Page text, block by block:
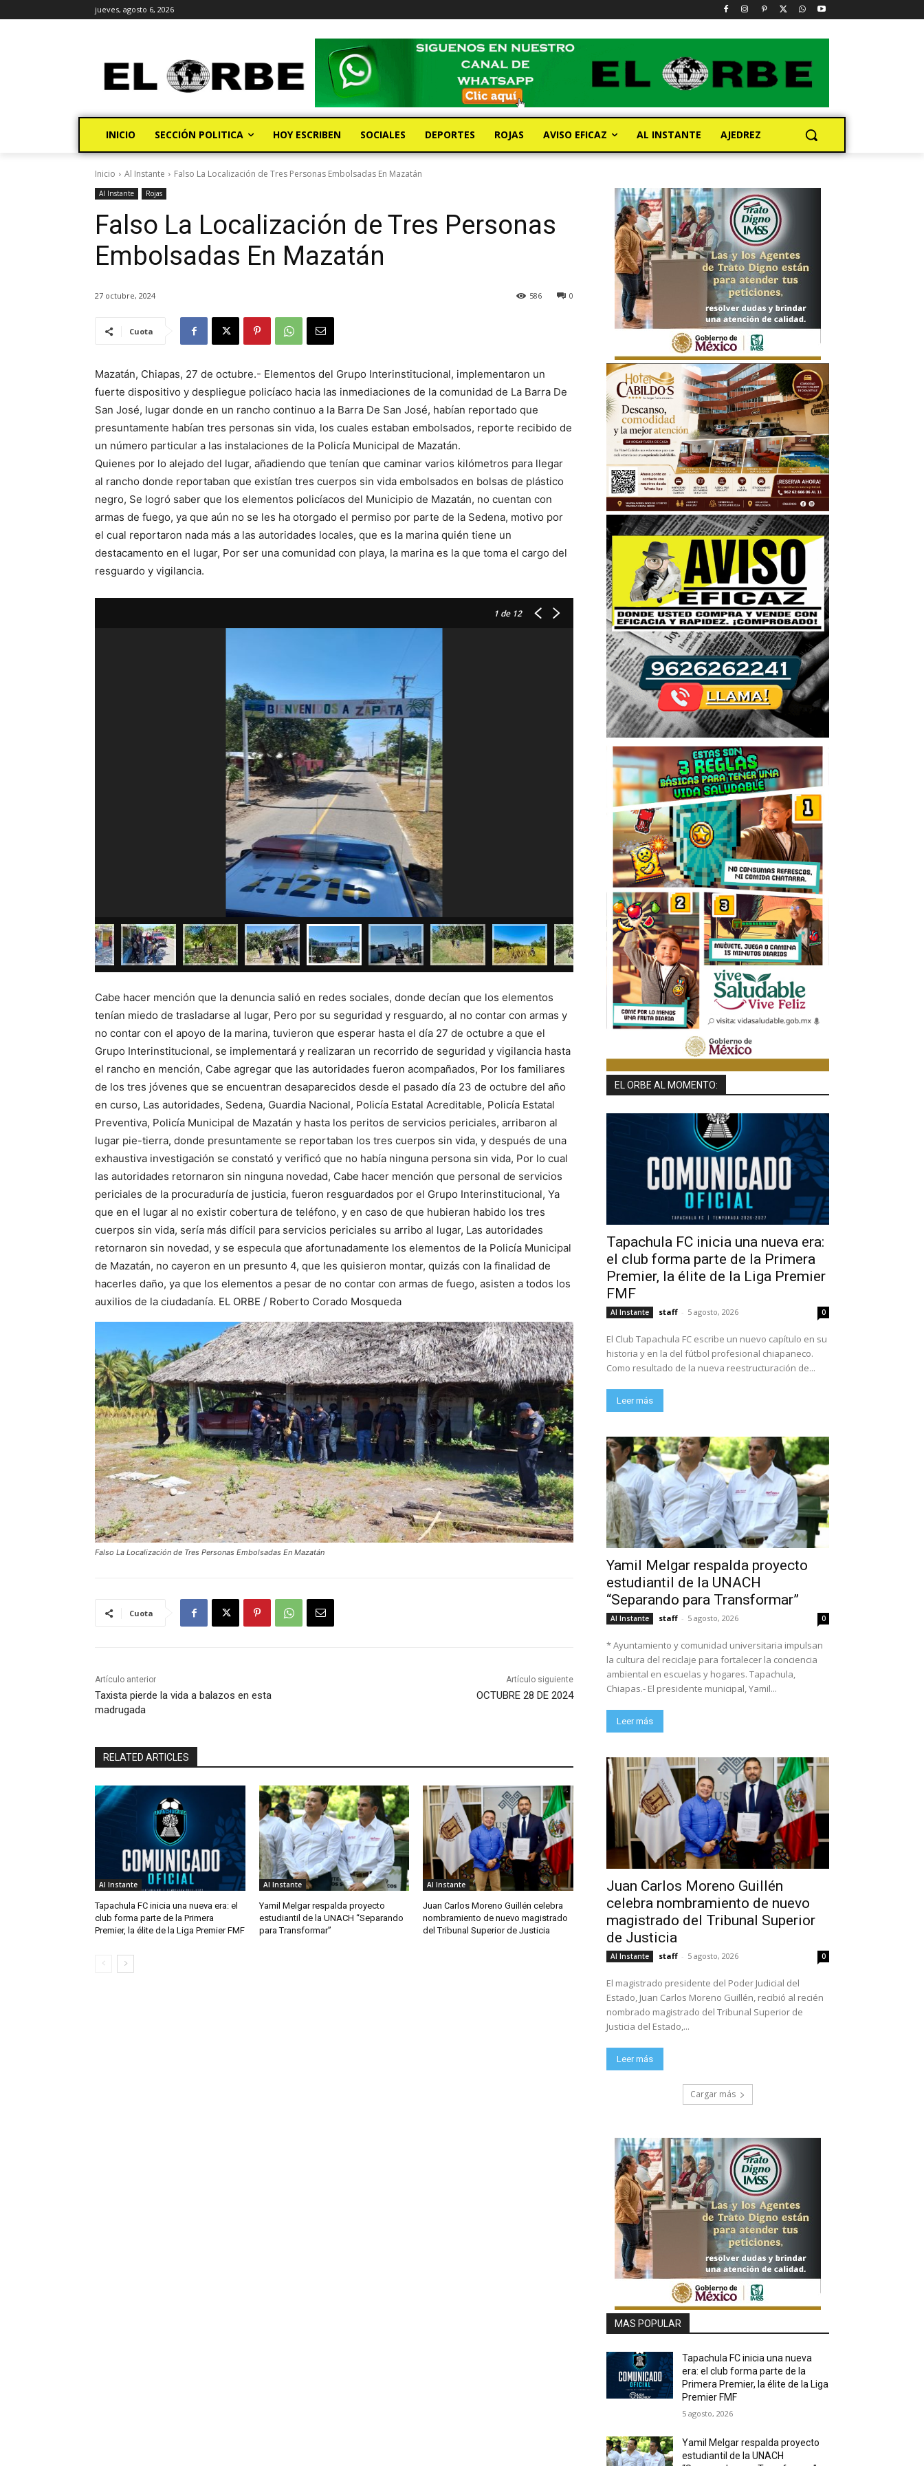
jueves, agosto 6, 2026
INICIO SECCIÓN POLITICA HOY ESCRIBEN SOCIALES DEPORTES ROJAS AVISO EFICAZ AL INSTANTE AJEDREZ
Inicio Al Instante Falso La Localización de Tres Personas Embolsadas En Mazatán
Al Instante Rojas
Falso La Localización de Tres Personas
Embolsadas En Mazatán
27 octubre, 2024 0
586
Cuota
Mazatán, Chiapas, 27 de octubre.- Elementos del Grupo Interinstitucional, implementaron un
fuerte dispositivo y despliegue policíaco hacia las inmediaciones de la comunidad de La Barra De
San José, lugar donde en un rancho continuo a la Barra De San José, habían reportado que
presuntamente habían tres personas sin vida, los cuales estaban embolsados, reporte recibido de
un número particular a las instalaciones de la Policía Municipal de Mazatán.
Quienes por lo alejado del lugar, añadiendo que tenían que caminar varios kilómetros para llegar
al rancho donde reportaban que existían tres cuerpos sin vida embolsados en bolsas de plástico
negro, Se logró saber que los elementos policíacos del Municipio de Mazatán, no cuentan con
armas de fuego, ya que aún no se les ha otorgado el permiso por parte de la Sedena, motivo por
el cual reportaron nada más a las autoridades locales, que es la marina quién tiene un
destacamento en el lugar, Por ser una comunidad con playa, la marina es la que toma el cargo del
resguardo y vigilancia.
1 de 12
Cabe hacer mención que la denuncia salió en redes sociales, donde decían que los elementos
tenían miedo de trasladarse al lugar, Pero por su seguridad y resguardo, al no contar con armas y
no contar con el apoyo de la marina, tuvieron que esperar hasta el día 27 de octubre a que el
Grupo Interinstitucional, se implementará y realizaran un recorrido de seguridad y vigilancia hasta
el rancho en mención, Cabe agregar que las autoridades fueron acompañados, Por los familiares
de los tres jóvenes que se encuentran desaparecidos desde el pasado día 23 de octubre del año
en curso, Las autoridades, Sedena, Guardia Nacional, Policía Estatal Acreditable, Policía Estatal
Preventiva, Policía Municipal de Mazatán y hasta los peritos de servicios periciales, arribaron al
lugar pie-tierra, donde presuntamente se reportaban los tres cuerpos sin vida, y después de una
exhaustiva investigación se constató y verificó que no había ninguna persona sin vida, Por lo cual
las autoridades retornaron sin ninguna novedad, Cabe hacer mención que personal de servicios
periciales de la procuraduría de justicia, fueron resguardados por el Grupo Interinstitucional, Ya
que en el lugar al no existir cobertura de teléfono, y en caso de que hubieran habido los tres
cuerpos sin vida, sería más difícil para servicios periciales su arribo al lugar, Las autoridades
retornaron sin novedad, y se especula que afortunadamente los elementos de la Policía Municipal
de Mazatán, no cayeron en un presunto 4, que les quisieron montar, quizás con la finalidad de
hacerles daño, ya que los elementos a pesar de no contar con armas de fuego, asisten a todos los
auxilios de la ciudadanía. EL ORBE / Roberto Corado Mosqueda
Falso La Localización de Tres Personas Embolsadas En Mazatán
Cuota
Artículo anterior
Taxista pierde la vida a balazos en esta
madrugada
Artículo siguiente
OCTUBRE 28 DE 2024
RELATED ARTICLES
Al Instante
Tapachula FC inicia una nueva era: el
club forma parte de la Primera
Premier, la élite de la Liga Premier FMF
Al Instante
Yamil Melgar respalda proyecto
estudiantil de la UNACH “Separando
para Transformar”
Al Instante
Juan Carlos Moreno Guillén celebra
nombramiento de nuevo magistrado
del Tribunal Superior de Justicia
EL ORBE AL MOMENTO:
Tapachula FC inicia una nueva era:
el club forma parte de la Primera
Premier, la élite de la Liga Premier
FMF
Al Instante staff - 5 agosto, 2026 0
El Club Tapachula FC escribe un nuevo capítulo en su
historia y en la del fútbol profesional chiapaneco.
Como resultado de la nueva reestructuración de...
Leer más
Yamil Melgar respalda proyecto
estudiantil de la UNACH
“Separando para Transformar”
Al Instante staff - 5 agosto, 2026 0
* Ayuntamiento y comunidad universitaria impulsan
la cultura del reciclaje para fortalecer la conciencia
ambiental en escuelas y hogares. Tapachula,
Chiapas.- El presidente municipal, Yamil...
Leer más
Juan Carlos Moreno Guillén
celebra nombramiento de nuevo
magistrado del Tribunal Superior
de Justicia
Al Instante staff - 5 agosto, 2026 0
El magistrado presidente del Poder Judicial del
Estado, Juan Carlos Moreno Guillén, recibió al recién
nombrado magistrado del Tribunal Superior de
Justicia del Estado,...
Leer más
Cargar más
MAS POPULAR
Tapachula FC inicia una nueva
era: el club forma parte de la
Primera Premier, la élite de la Liga
Premier FMF
5 agosto, 2026
Yamil Melgar respalda proyecto
estudiantil de la UNACH